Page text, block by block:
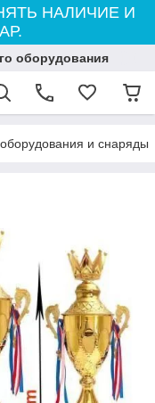
НАЛИЧИЕ И
оборудования
и снаряды